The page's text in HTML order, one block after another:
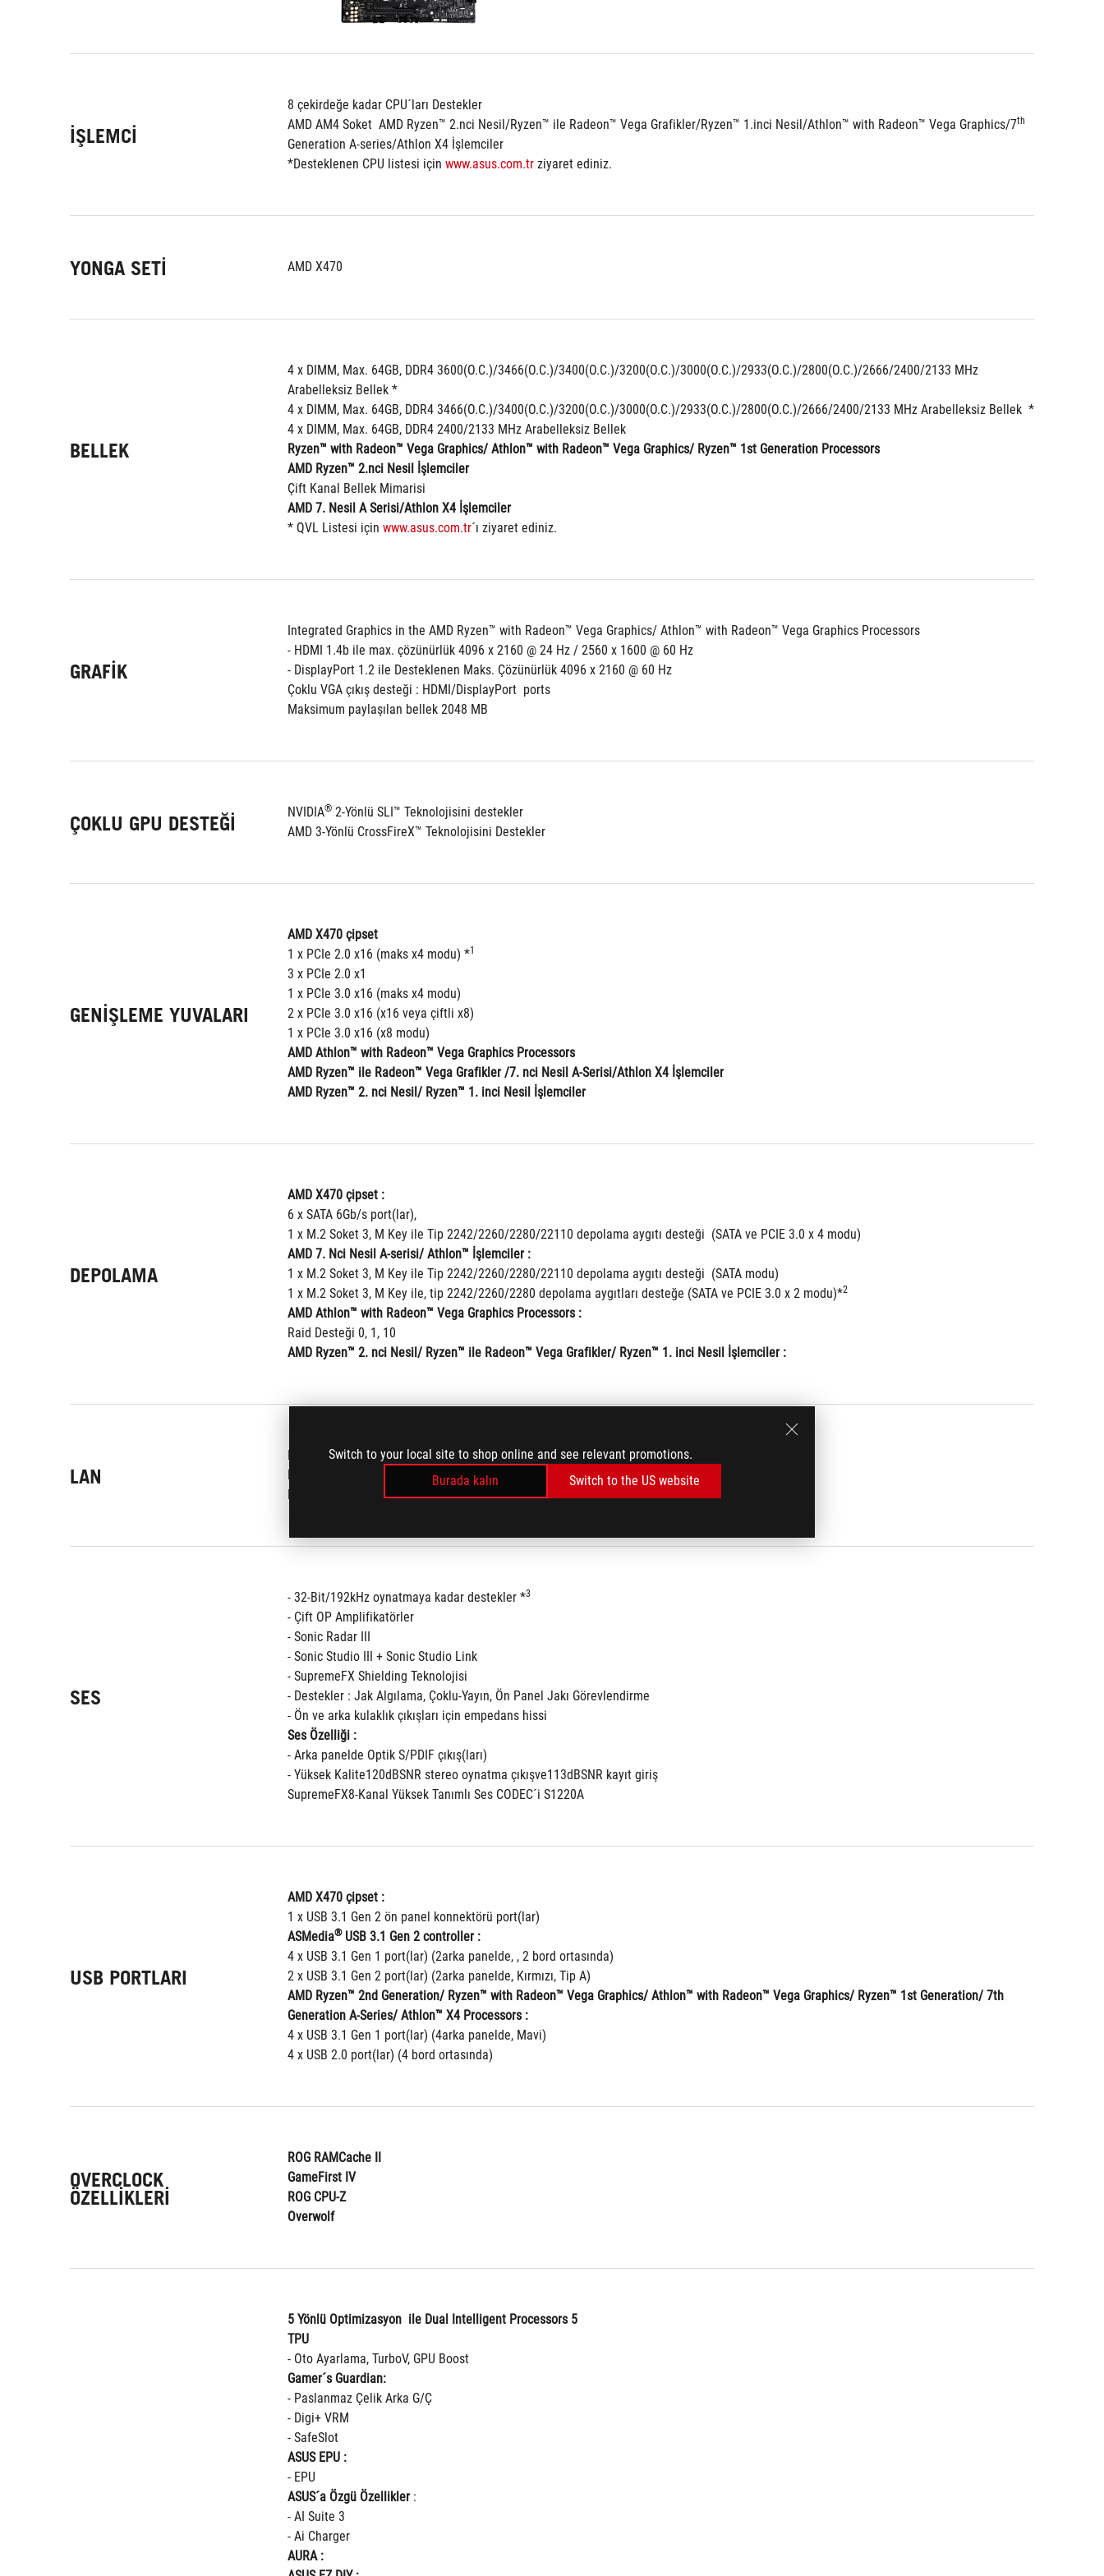
Switch to your local site to shop online and see relevant promotions.
Burada kalın
Switch to the US website
İŞLEMCI
8 çekirdeğe kadar CPU´ları Destekler
AMD AM4 Soket  AMD Ryzen™ 2.nci Nesil/Ryzen™ ile Radeon™ Vega Grafikler/Ryzen™ 1.inci Nesil/Athlon™ with Radeon™ Vega Graphics/7th
Generation A-series/Athlon X4 İşlemciler
*Desteklenen CPU listesi için www.asus.com.tr ziyaret ediniz.
YONGA SETI AMD X470
BELLEK
4 x DIMM, Max. 64GB, DDR4 3600(O.C.)/3466(O.C.)/3400(O.C.)/3200(O.C.)/3000(O.C.)/2933(O.C.)/2800(O.C.)/2666/2400/2133 MHz
Arabelleksiz Bellek *
4 x DIMM, Max. 64GB, DDR4 3466(O.C.)/3400(O.C.)/3200(O.C.)/3000(O.C.)/2933(O.C.)/2800(O.C.)/2666/2400/2133 MHz Arabelleksiz Bellek  *
4 x DIMM, Max. 64GB, DDR4 2400/2133 MHz Arabelleksiz Bellek
Ryzen™ with Radeon™ Vega Graphics/ Athlon™ with Radeon™ Vega Graphics/ Ryzen™ 1st Generation Processors
AMD Ryzen™ 2.nci Nesil İşlemciler
Çift Kanal Bellek Mimarisi
AMD 7. Nesil A Serisi/Athlon X4 İşlemciler
* QVL Listesi için www.asus.com.tr´ı ziyaret ediniz.
GRAFIK
Integrated Graphics in the AMD Ryzen™ with Radeon™ Vega Graphics/ Athlon™ with Radeon™ Vega Graphics Processors
- HDMI 1.4b ile max. çözünürlük 4096 x 2160 @ 24 Hz / 2560 x 1600 @ 60 Hz
- DisplayPort 1.2 ile Desteklenen Maks. Çözünürlük 4096 x 2160 @ 60 Hz
Çoklu VGA çıkış desteği : HDMI/DisplayPort  ports
Maksimum paylaşılan bellek 2048 MB
ÇOKLU GPU DESTEĞI NVIDIA® 2-Yönlü SLI™ Teknolojisini destekler
AMD 3-Yönlü CrossFireX™ Teknolojisini Destekler
GENIŞLEME YUVALARI
AMD X470 çipset
1 x PCIe 2.0 x16 (maks x4 modu) *1
3 x PCIe 2.0 x1
1 x PCIe 3.0 x16 (maks x4 modu)
2 x PCIe 3.0 x16 (x16 veya çiftli x8)
1 x PCIe 3.0 x16 (x8 modu)
AMD Athlon™ with Radeon™ Vega Graphics Processors
AMD Ryzen™ ile Radeon™ Vega Grafikler /7. nci Nesil A-Serisi/Athlon X4 İşlemciler
AMD Ryzen™ 2. nci Nesil/ Ryzen™ 1. inci Nesil İşlemciler
DEPOLAMA
AMD X470 çipset :
6 x SATA 6Gb/s port(lar),
1 x M.2 Soket 3, M Key ile Tip 2242/2260/2280/22110 depolama aygıtı desteği  (SATA ve PCIE 3.0 x 4 modu)
AMD 7. Nci Nesil A-serisi/ Athlon™ İşlemciler :
1 x M.2 Soket 3, M Key ile Tip 2242/2260/2280/22110 depolama aygıtı desteği  (SATA modu)
1 x M.2 Soket 3, M Key ile, tip 2242/2260/2280 depolama aygıtları desteğe (SATA ve PCIE 3.0 x 2 modu)*2
AMD Athlon™ with Radeon™ Vega Graphics Processors :
Raid Desteği 0, 1, 10
AMD Ryzen™ 2. nci Nesil/ Ryzen™ ile Radeon™ Vega Grafikler/ Ryzen™ 1. inci Nesil İşlemciler :
LAN
Intel
I211-AT, 1 x Gigabit LAN Kontrolcüsü(leri)
ROG GameFirst Teknolojisi
LANGuard Akım Koruması
SES
- 32-Bit/192kHz oynatmaya kadar destekler *3
- Çift OP Amplifikatörler
- Sonic Radar III
- Sonic Studio III + Sonic Studio Link
- SupremeFX Shielding Teknolojisi
- Destekler : Jak Algılama, Çoklu-Yayın, Ön Panel Jakı Görevlendirme
- Ön ve arka kulaklık çıkışları için empedans hissi
Ses Özelliği :
- Arka panelde Optik S/PDIF çıkış(ları)
- Yüksek Kalite120dBSNR stereo oynatma çıkışve113dBSNR kayıt giriş
SupremeFX8-Kanal Yüksek Tanımlı Ses CODEC´i S1220A
USB PORTLARI
AMD X470 çipset :
1 x USB 3.1 Gen 2 ön panel konnektörü port(lar)
ASMedia® USB 3.1 Gen 2 controller :
4 x USB 3.1 Gen 1 port(lar) (2arka panelde, , 2 bord ortasında)
2 x USB 3.1 Gen 2 port(lar) (2arka panelde, Kırmızı, Tip A)
AMD Ryzen™ 2nd Generation/ Ryzen™ with Radeon™ Vega Graphics/ Athlon™ with Radeon™ Vega Graphics/ Ryzen™ 1st Generation/ 7th
Generation A-Series/ Athlon™ X4 Processors :
4 x USB 3.1 Gen 1 port(lar) (4arka panelde, Mavi)
4 x USB 2.0 port(lar) (4 bord ortasında)
OVERCLOCK
ÖZELLIKLERI
ROG RAMCache II
GameFirst IV
ROG CPU-Z
Overwolf
5 Yönlü Optimizasyon  ile Dual Intelligent Processors 5
TPU
- Oto Ayarlama, TurboV, GPU Boost
Gamer´s Guardian:
- Paslanmaz Çelik Arka G/Ç
- Digi+ VRM
- SafeSlot
ASUS EPU :
- EPU
ASUS´a Özgü Özellikler :
- AI Suite 3
- Ai Charger
AURA :